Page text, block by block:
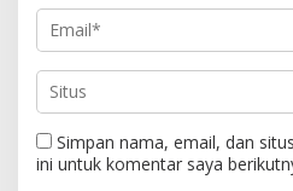
Simpan nama, email, dan
ini untuk komentar saya